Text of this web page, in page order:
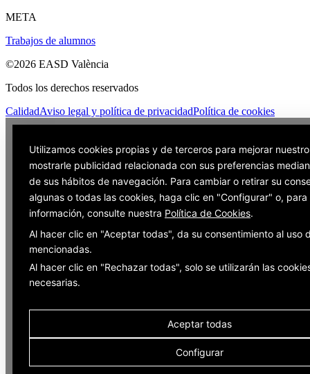
META
Trabajos de alumnos
©2026 EASD València
Todos los derechos reservados
CalidadAviso legal y política de privacidadPolítica de cookies
Utilizamos cookies propias y de terceros para mejorar
mostrarle publicidad relacionada con sus preferencias
de sus hábitos de navegación. Para cambiar o retirar su
algunas o todas las cookies, haga clic en "Configurar" o, para
información, consulte nuestra Política de Cookies.
Al hacer clic en "Aceptar todas", da su consentimiento al uso
mencionadas.
Al hacer clic en "Rechazar todas", solo se utilizarán las
necesarias.
Aceptar todas
Configurar